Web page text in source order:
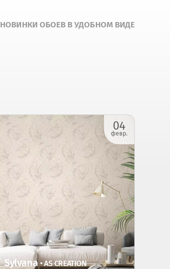
НОВИНКИ ОБОЕВ В УДОБНОМ ВИДЕ
04
февр.
Sylvana• AS CREATION